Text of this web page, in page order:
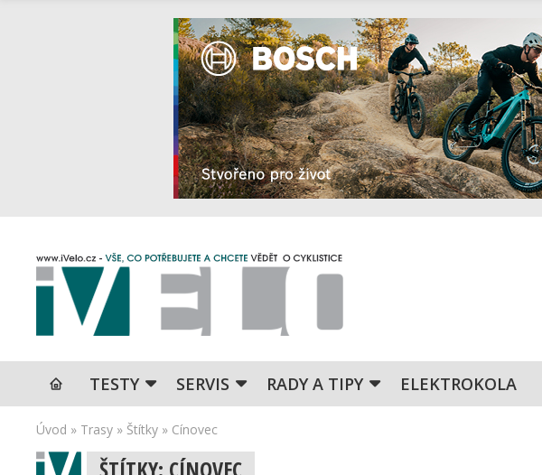
TESTY SERVIS RADY A TIPY ELEKTROKOLA
Úvod » Trasy » Štítky » Cínovec